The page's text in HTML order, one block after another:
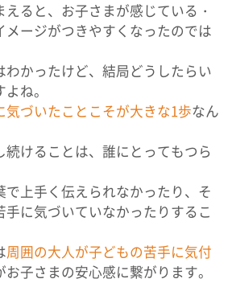
えると、お子さまが感じている・
メージがつきやすくなったのでは
わかったけど、結局どうしたらい
ね。
気づいたことこそが大きな1歩なん
けることは、誰にとってもつら
上手く伝えられなかったり、そ
に気づいていなかったりするこ
周囲の大人が子どもの苦手に気付
お子さまの安心感に繋がります。